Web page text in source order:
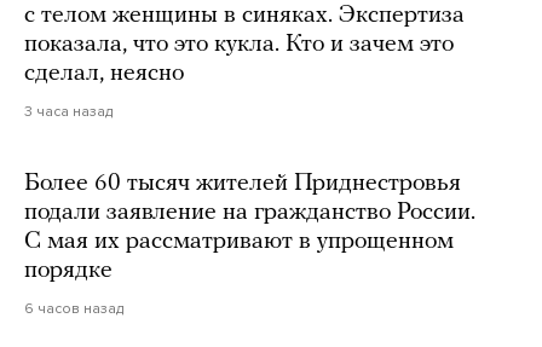
с телом женщины в синяках. Экспертиза
показала, что это кукла. Кто и зачем это
сделал, неясно
3 часа назад
Более 60 тысяч жителей Приднестровья
подали заявление на гражданство России.
С мая их рассматривают в упрощенном
порядке
6 часов назад